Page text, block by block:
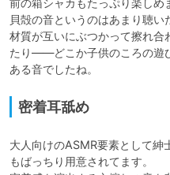
前の箱シャカもたっぷり楽しめ
貝殻の音というのはあまり聴
材質が互いにぶつかって擦れ
たり――どこか子供のころの遊
ある音でしたね。
密着耳舐め
大人向けのASMR要素として紳
もばっちり用意されてます。